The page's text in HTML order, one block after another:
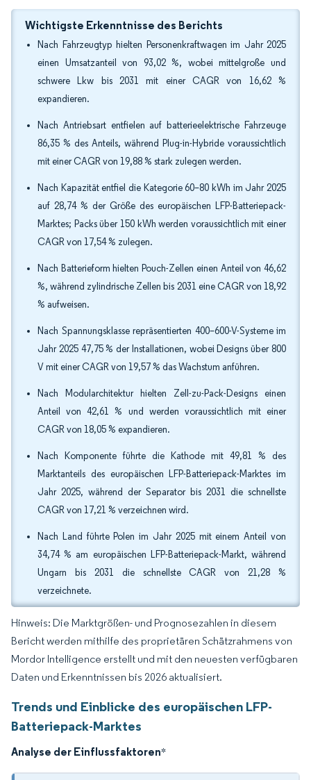
Wichtigste Erkenntnisse des Berichts
Nach Fahrzeugtyp hielten Personenkraftwagen im Jahr 2025
einen Umsatzanteil von 93,02 %, wobei mittelgroße und
schwere Lkw bis 2031 mit einer CAGR von 16,62 %
expandieren.
Nach Antriebsart entfielen auf batterieelektrische Fahrzeuge
86,35 % des Anteils, während Plug-in-Hybride voraussichtlich
mit einer CAGR von 19,88 % stark zulegen werden.
Nach Kapazität entfiel die Kategorie 60–80 kWh im Jahr 2025
auf 28,74 % der Größe des europäischen LFP-Batteriepack-
Marktes; Packs über 150 kWh werden voraussichtlich mit einer
CAGR von 17,54 % zulegen.
Nach Batterieform hielten Pouch-Zellen einen Anteil von 46,62
%, während zylindrische Zellen bis 2031 eine CAGR von 18,92
% aufweisen.
Nach Spannungsklasse repräsentierten 400–600-V-Systeme im
Jahr 2025 47,75 % der Installationen, wobei Designs über 800
V mit einer CAGR von 19,57 % das Wachstum anführen.
Nach Modularchitektur hielten Zell-zu-Pack-Designs einen
Anteil von 42,61 % und werden voraussichtlich mit einer
CAGR von 18,05 % expandieren.
Nach Komponente führte die Kathode mit 49,81 % des
Marktanteils des europäischen LFP-Batteriepack-Marktes im
Jahr 2025, während der Separator bis 2031 die schnellste
CAGR von 17,21 % verzeichnen wird.
Nach Land führte Polen im Jahr 2025 mit einem Anteil von
34,74 % am europäischen LFP-Batteriepack-Markt, während
Ungarn bis 2031 die schnellste CAGR von 21,28 %
verzeichnete.
Hinweis: Die Marktgrößen- und Prognosezahlen in diesem
Bericht werden mithilfe des proprietären Schätzrahmens von
Mordor Intelligence erstellt und mit den neuesten verfügbaren
Daten und Erkenntnissen bis 2026 aktualisiert.
Trends und Einblicke des europäischen LFP-
Batteriepack-Marktes
Analyse der Einflussfaktoren*